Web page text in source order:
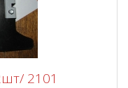
2101